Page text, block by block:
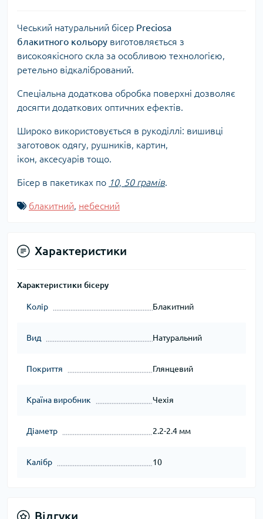
Чеський натуральний бісер Preciosa
блакитного кольору виготовляється з
високоякісного скла за особливою технологією,
ретельно відкалібрований.
Спеціальна додаткова обробка поверхні дозволяє
досягти додаткових оптичних ефектів.
Широко використовується в рукоділлі: вишивці
заготовок одягу, рушників, картин,
ікон, аксесуарів тощо.
Бісер в пакетиках по 10, 50 грамів.
блакитний, небесний
Характеристики
Характеристики бісеру
Колір Блакитний
Вид Натуральний
Покриття Глянцевий
Країна виробник Чехія
Діаметр 2.2-2.4 мм
Калібр 10
Відгуки